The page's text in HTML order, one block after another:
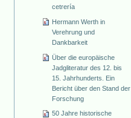
cetrería
Hermann Werth in
Verehrung und
Dankbarkeit
Über die europäische
Jadgliteratur des 12. bis
15. Jahrhunderts. Ein
Bericht über den Stand der
Forschung
50 Jahre historische